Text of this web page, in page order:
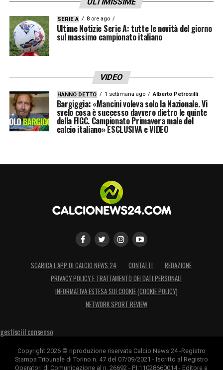
SERIE A 8 ore ago
Ultime Notizie Serie A: tutte le novità del giorno
sul massimo campionato italiano
VIDEO
HANNO DETTO 1 settimana ago Alberto Petrosilli
Bargiggia: «Mancini voleva solo la Nazionale. Vi
svelo cosa è successo davvero dietro le quinte
della FIGC. Campionato Primavera male del
calcio italiano» ESCLUSIVA e VIDEO
SCARICA L’APP DI CALCIO NEWS 24 CONTATTI
REDAZIONE
PRIVACY POLICY E TRATTAMENTO DEI DATI PERSONALI
INFORMATIVA ESTESA SUI COOKIE (COOKIE POLICY)
NETWORK SPORT REVIEW
gestisci il consenso
Copyright 2026 © riproduzione riservata Calcio News 24 -Registro
Stampa Tribunale di Torino n. 47 del 07/09/2021 - Iscritto al Registro
Operatori di Comunicazione al n. 26692 - P.I.11028660014 - Editore e